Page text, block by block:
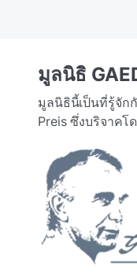
มูลนิธิ
มูลนิธินี้เป็นที่รู้จัก
Preis ซึ่งบริจาคโ